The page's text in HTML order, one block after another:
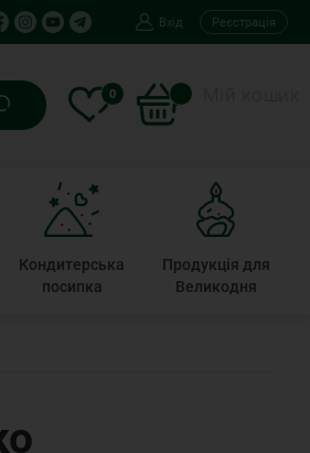
Вхід Реєстрація
0
Кондитерська
посипка
Продукція для
Великодня